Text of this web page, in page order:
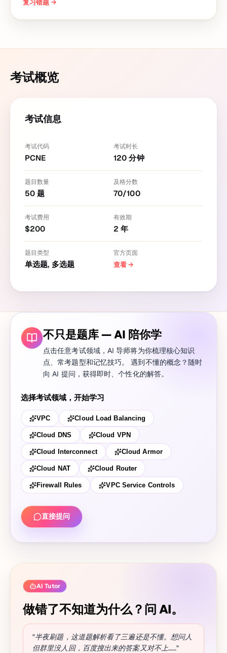
复习错题 →
考试概览
考试信息
考试代码
PCNE
考试时长
120 分钟
题目数量
50 题
及格分数
70/100
考试费用
$200
有效期
2 年
题目类型
单选题, 多选题
官方页面
查看→
不只是题库 — AI 陪你学
点击任意考试领域，AI 导师将为你梳理核心知识
点、常考题型和记忆技巧。 遇到不懂的概念？随时
向 AI 提问，获得即时、个性化的解答。
选择考试领域，开始学习
VPC Cloud Load Balancing
Cloud DNS Cloud VPN
Cloud Interconnect Cloud Armor
Cloud NAT Cloud Router
Firewall Rules VPC Service Controls
直接提问
AI Tutor
做错了不知道为什么？问 AI。
"半夜刷题，这道题解析看了三遍还是不懂。想问人
但群里没人回，百度搜出来的答案又对不上……"